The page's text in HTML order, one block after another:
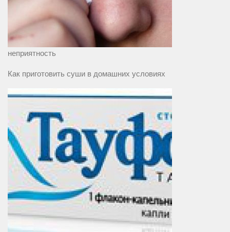
неприятность
Как приготовить суши в домашних условиях